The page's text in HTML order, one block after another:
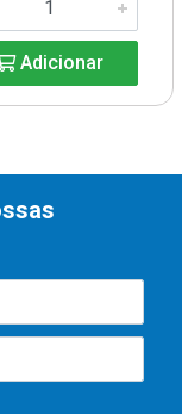
Adicionar